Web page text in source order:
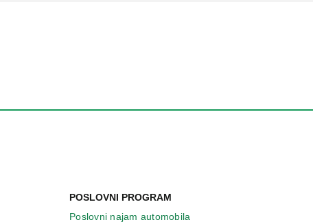
POSLOVNI PROGRAM
Poslovni najam automobila